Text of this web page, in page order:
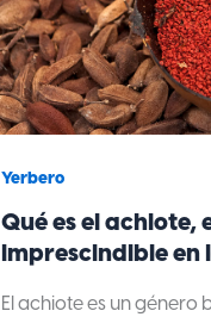
Yerbero
Qué es el
imprescindible en
El achiote es un